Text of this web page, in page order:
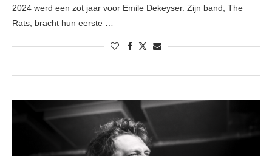
2024 werd een zot jaar voor Emile Dekeyser. Zijn band, The
Rats, bracht hun eerste …